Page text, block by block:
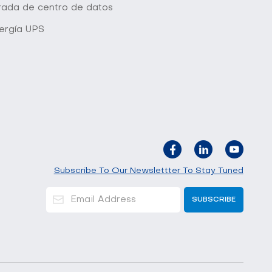
de centro de datos
UPS
Subscribe To Our Newslettter To Stay Tuned